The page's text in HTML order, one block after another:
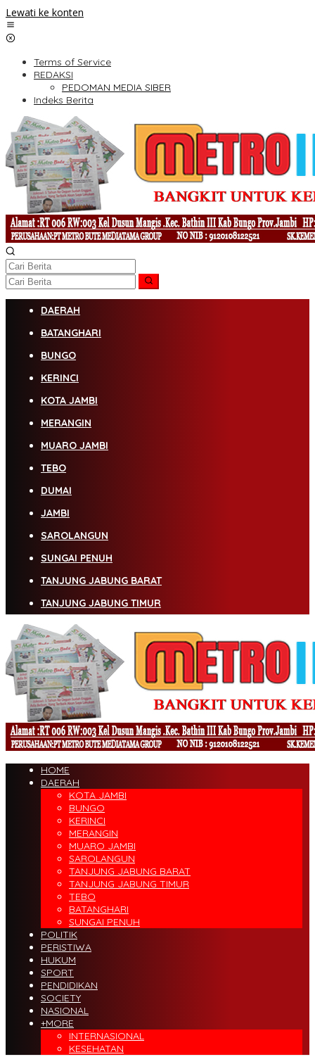
Lewati ke konten
Terms of Service
REDAKSI
PEDOMAN MEDIA SIBER
Indeks Berita
DAERAH
BATANGHARI
BUNGO
KERINCI
KOTA JAMBI
MERANGIN
MUARO JAMBI
TEBO
DUMAI
JAMBI
SAROLANGUN
SUNGAI PENUH
TANJUNG JABUNG BARAT
TANJUNG JABUNG TIMUR
HOME
DAERAH
KOTA JAMBI
BUNGO
KERINCI
MERANGIN
MUARO JAMBI
SAROLANGUN
TANJUNG JABUNG BARAT
TANJUNG JABUNG TIMUR
TEBO
BATANGHARI
SUNGAI PENUH
POLITIK
PERISTIWA
HUKUM
SPORT
PENDIDIKAN
SOCIETY
NASIONAL
+MORE
INTERNASIONAL
KESEHATAN